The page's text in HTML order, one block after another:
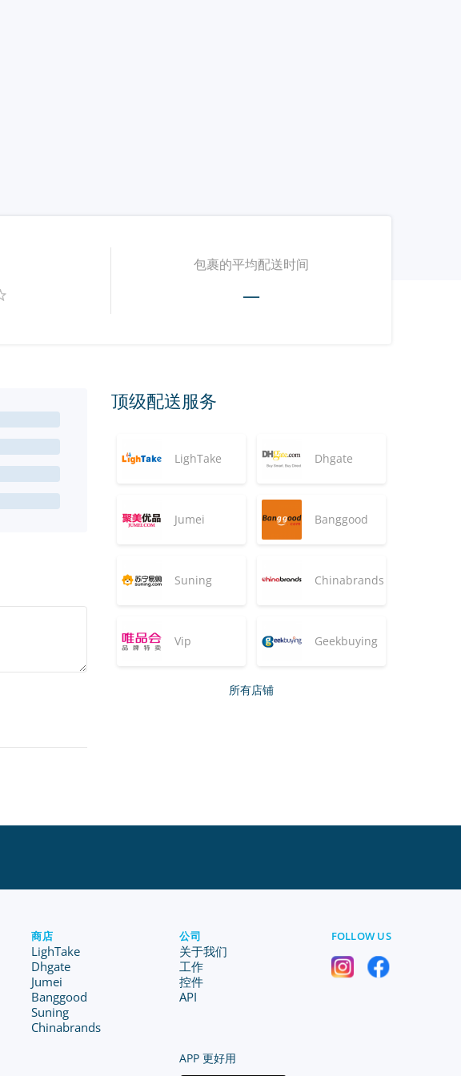
包裹的平均配送时间
—
顶级配送服务
LighTake Dhgate
Jumei Banggood
Suning Chinabrands
Vip Geekbuying
所有店铺
商店
LighTake
Dhgate
Jumei
Banggood
Suning
Chinabrands
公司
关于我们
工作
控件
API
FOLLOW US
APP 更好用